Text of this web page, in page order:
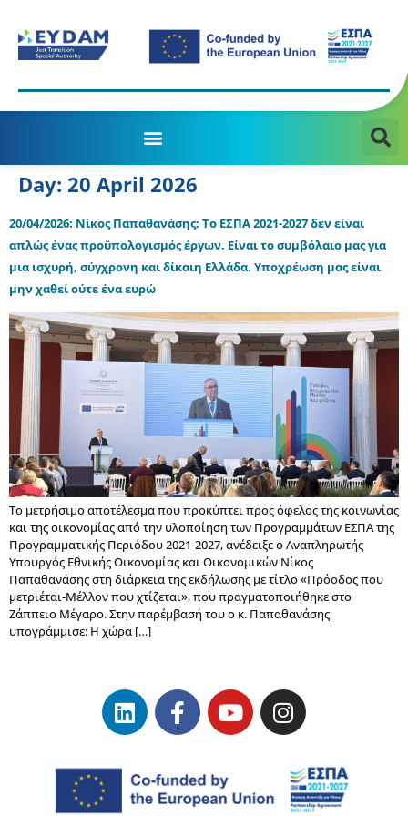
Day: 20 April 2026
20/04/2026: Νίκος Παπαθανάσης: Το ΕΣΠΑ 2021-2027 δεν είναι
απλώς ένας προϋπολογισμός έργων. Είναι το συμβόλαιο μας για
μια ισχυρή, σύγχρονη και δίκαιη Ελλάδα. Υποχρέωση μας είναι
μην χαθεί ούτε ένα ευρώ
Το μετρήσιμο αποτέλεσμα που προκύπτει προς όφελος της κοινωνίας
και της οικονομίας από την υλοποίηση των Προγραμμάτων ΕΣΠΑ της
Προγραμματικής Περιόδου 2021-2027, ανέδειξε ο Αναπληρωτής
Υπουργός Εθνικής Οικονομίας και Οικονομικών Νίκος
Παπαθανάσης στη διάρκεια της εκδήλωσης με τίτλο «Πρόοδος που
μετριέται-Μέλλον που χτίζεται», που πραγματοποιήθηκε στο
Ζάππειο Μέγαρο. Στην παρέμβασή του ο κ. Παπαθανάσης
υπογράμμισε: Η χώρα […]